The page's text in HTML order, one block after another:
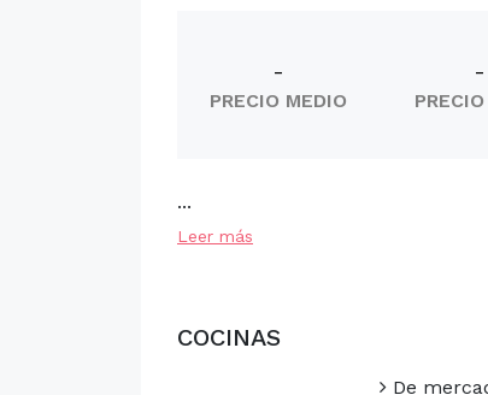
-
PRECIO MEDIO
-
...
Leer más
COCINAS
De